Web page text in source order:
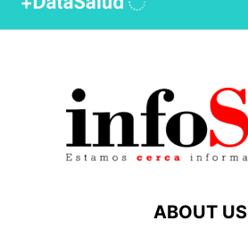
ABOUT US